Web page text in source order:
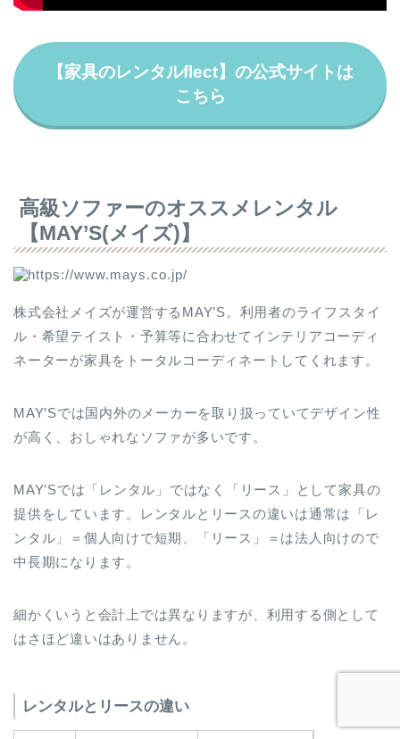
【家具のレンタルflect】の公式サイトは
こちら
高級ソファーのオススメレンタル
【MAY’S(メイズ)】
株式会社メイズが運営するMAY’S。利用者のライフスタイ
ル・希望テイスト・予算等に合わせてインテリアコーディ
ネーターが家具をトータルコーディネートしてくれます。
MAY’Sでは国内外のメーカーを取り扱っていてデザイン性
が高く、おしゃれなソファが多いです。
MAY’Sでは「レンタル」ではなく「リース」として家具の
提供をしています。レンタルとリースの違いは通常は「レ
ンタル」＝個人向けで短期、「リース」＝は法人向けので
中長期になります。
細かくいうと会計上では異なりますが、利用する側として
はさほど違いはありません。
レンタルとリースの違い